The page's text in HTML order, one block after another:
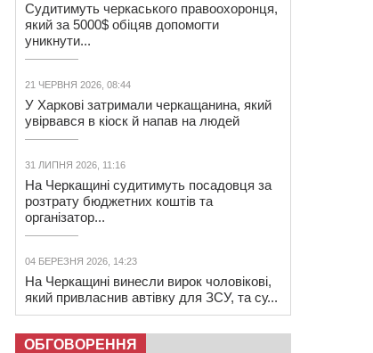
Судитимуть черкаського правоохоронця,
який за 5000$ обіцяв допомогти
уникнути...
21 ЧЕРВНЯ 2026, 08:44
У Харкові затримали черкащанина, який
увірвався в кіоск й напав на людей
31 ЛИПНЯ 2026, 11:16
На Черкащині судитимуть посадовця за
розтрату бюджетних коштів та
організатор...
04 БЕРЕЗНЯ 2026, 14:23
На Черкащині винесли вирок чоловікові,
який привласнив автівку для ЗСУ, та су...
ОБГОВОРЕННЯ